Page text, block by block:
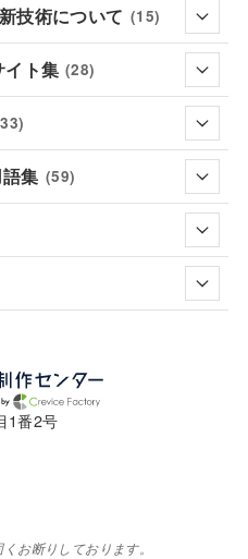
技術について (15)
ト集 (28)
集 (59)
1番2号
お断りしております。